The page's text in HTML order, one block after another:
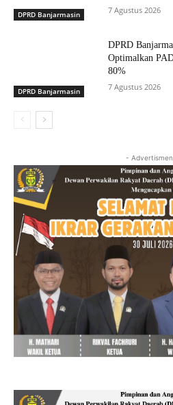
DPRD Banjarmasin
7 Agustus 2026
DPRD Banjarmasin
DPRD
Optimalkan
80%
7 Agustus 2026
-